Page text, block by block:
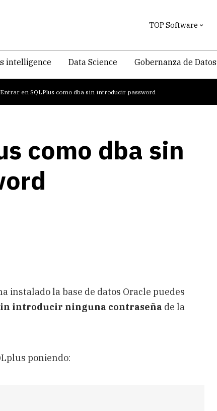
TOP Software
intelligence Data Science Gobernanza de Datos
Entrar en SQLPlus como dba sin introducir password
como dba sin
instalado la base de datos Oracle puedes
introducir ninguna contraseña de la
poniendo: